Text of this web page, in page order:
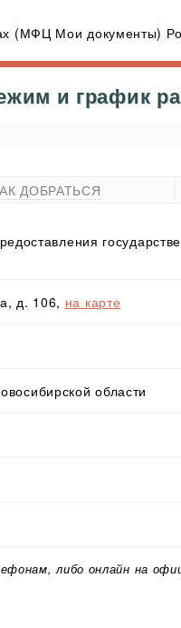
(МФЦ Мои документы)
и график
ДОБРАТЬСЯ
д. 106, на карте
области
либо онлайн на